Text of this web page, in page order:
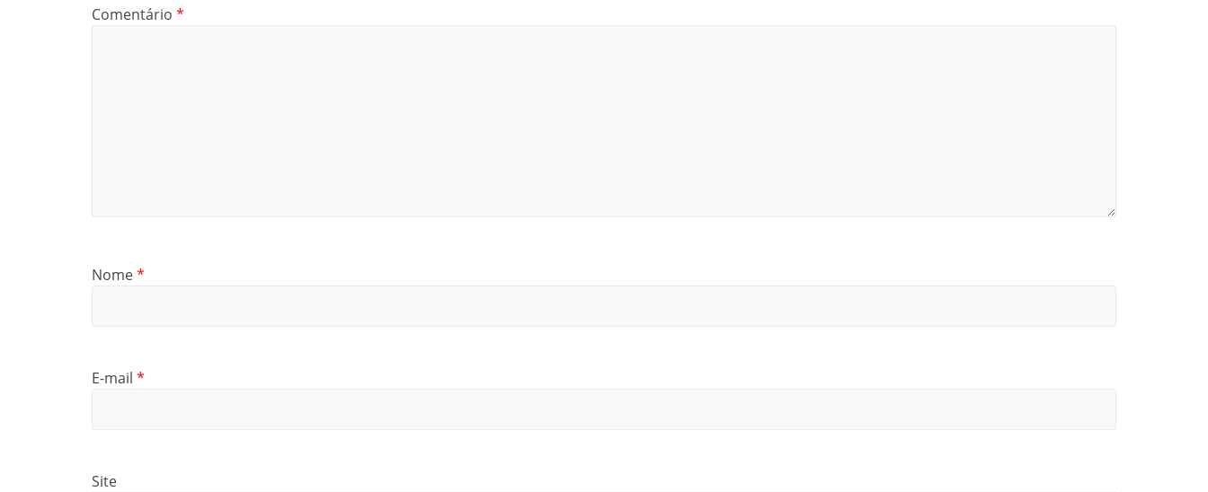
Comentário *
Nome*
E-mail *
Site